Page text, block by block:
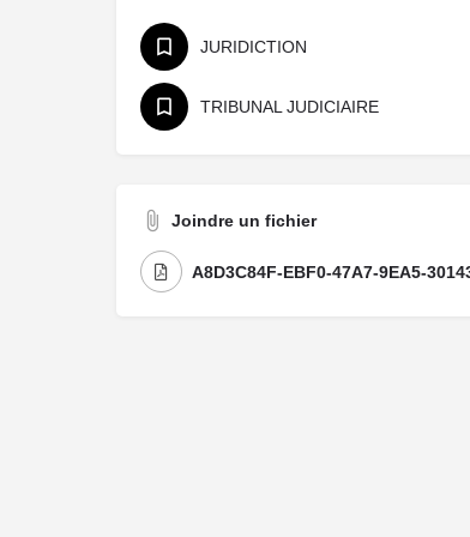
JURIDICTION
TRIBUNAL JUDICIAIRE
Joindre un fichier
A8D3C84F-EBF0-47A7-9EA5-